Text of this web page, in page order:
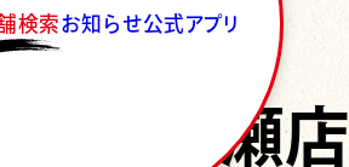
検索お知らせ公式アプリ
都宮簗瀬店